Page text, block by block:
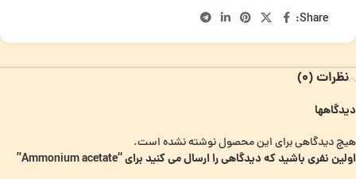
Share:
نظرات (0)
دیدگاهها
هیچ دیدگاهی برای این محصول نوشته نشده است.
اولین نفری باشید که دیدگاهی را ارسال می کنید برای “Ammonium acetate”